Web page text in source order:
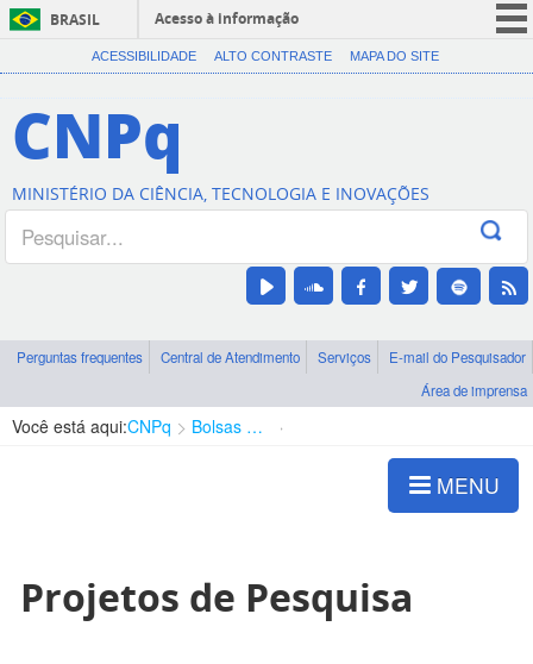
BRASIL
Acesso à informação
CORONAVÍRUS (COVID-19)
Canais
ACESSIBILIDADE ALTO CONTRASTE MAPA DO SITE
CNPq
MINISTÉRIO DA CIÊNCIA, TECNOLOGIA E INOVAÇÕES
Perguntas frequentes Central de Atendimento Serviços
E-mail do Pesquisador
Área de imprensa
Você está aqui:CNPq Bolsas e Auxílios Vigentes
MENU
Projetos de Pesquisa